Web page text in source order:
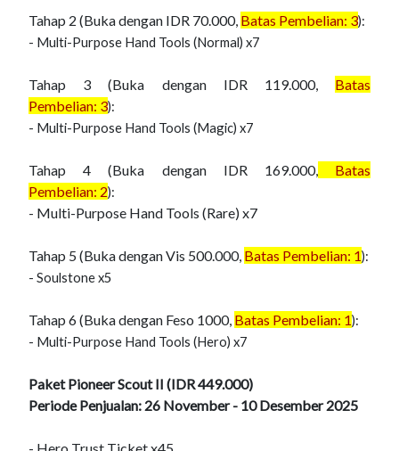
Tahap 2 (Buka dengan IDR 70.000, Batas Pembelian: 3):
- Multi-Purpose Hand Tools (Normal) x7
Tahap 3 (Buka dengan IDR 119.000, Batas
Pembelian: 3):
- Multi-Purpose Hand Tools (Magic) x7
Tahap 4 (Buka dengan IDR 169.000,Batas
Pembelian: 2):
- Multi-Purpose Hand Tools (Rare) x7
Tahap 5 (Buka dengan Vis 500.000, Batas Pembelian: 1):
- Soulstone x5
Tahap 6 (Buka dengan Feso 1000, Batas Pembelian: 1):
- Multi-Purpose Hand Tools (Hero) x7
Paket Pioneer Scout II (IDR 449.000)
Periode Penjualan: 26 November - 10 Desember 2025